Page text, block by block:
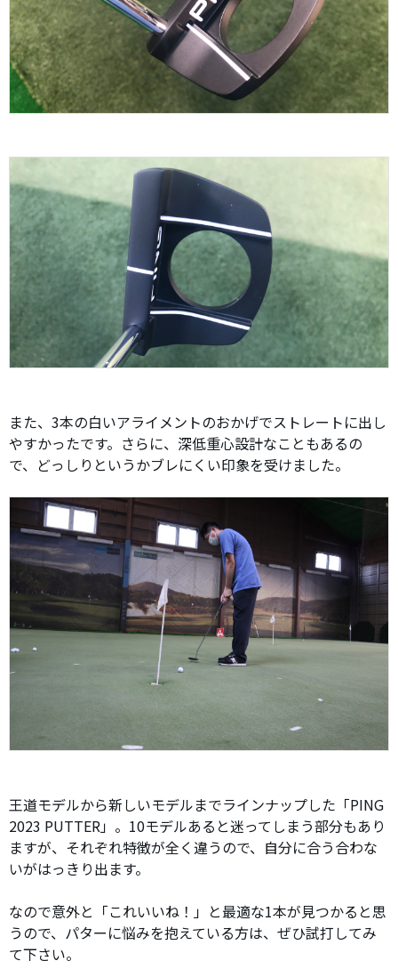
また、3本の白いアライメントのおかげでストレートに出し
やすかったです。さらに、深低重心設計なこともあるの
で、どっしりというかブレにくい印象を受けました。
王道モデルから新しいモデルまでラインナップした「PING
2023 PUTTER」。10モデルあると迷ってしまう部分もあり
ますが、それぞれ特徴が全く違うので、自分に合う合わな
いがはっきり出ます。
なので意外と「これいいね！」と最適な1本が見つかると思
うので、パターに悩みを抱えている方は、ぜひ試打してみ
て下さい。